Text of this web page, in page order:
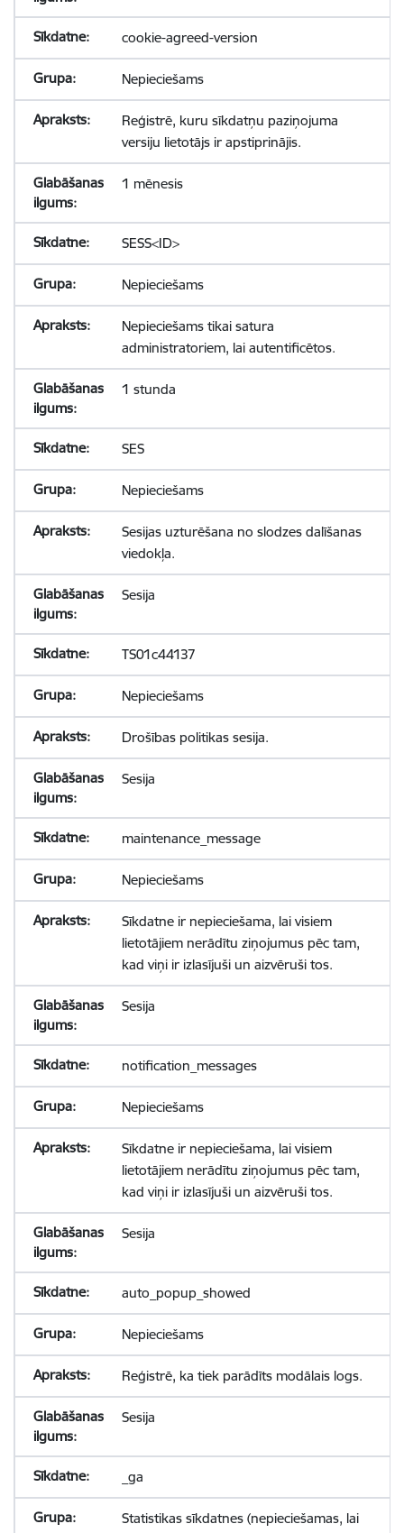
cookie-agreed-version
Nepieciešams
Reģistrē, kuru sīkdatņu paziņojuma
versiju lietotājs ir apstiprinājis.
1 mēnesis
SESS<ID>
Nepieciešams
Nepieciešams tikai satura
administratoriem, lai autentificētos.
1 stunda
SES
Nepieciešams
Sesijas uzturēšana no slodzes dalīšanas
viedokļa.
Sesija
TS01c44137
Nepieciešams
Drošības politikas sesija.
Sesija
maintenance_message
Nepieciešams
Sīkdatne ir nepieciešama, lai visiem
lietotājiem nerādītu ziņojumus pēc tam,
kad viņi ir izlasījuši un aizvēruši tos.
Sesija
notification_messages
Nepieciešams
Sīkdatne ir nepieciešama, lai visiem
lietotājiem nerādītu ziņojumus pēc tam,
kad viņi ir izlasījuši un aizvēruši tos.
Sesija
auto_popup_showed
Nepieciešams
Reģistrē, ka tiek parādīts modālais logs.
Sesija
_ga
Statistikas sīkdatnes (nepieciešamas, lai